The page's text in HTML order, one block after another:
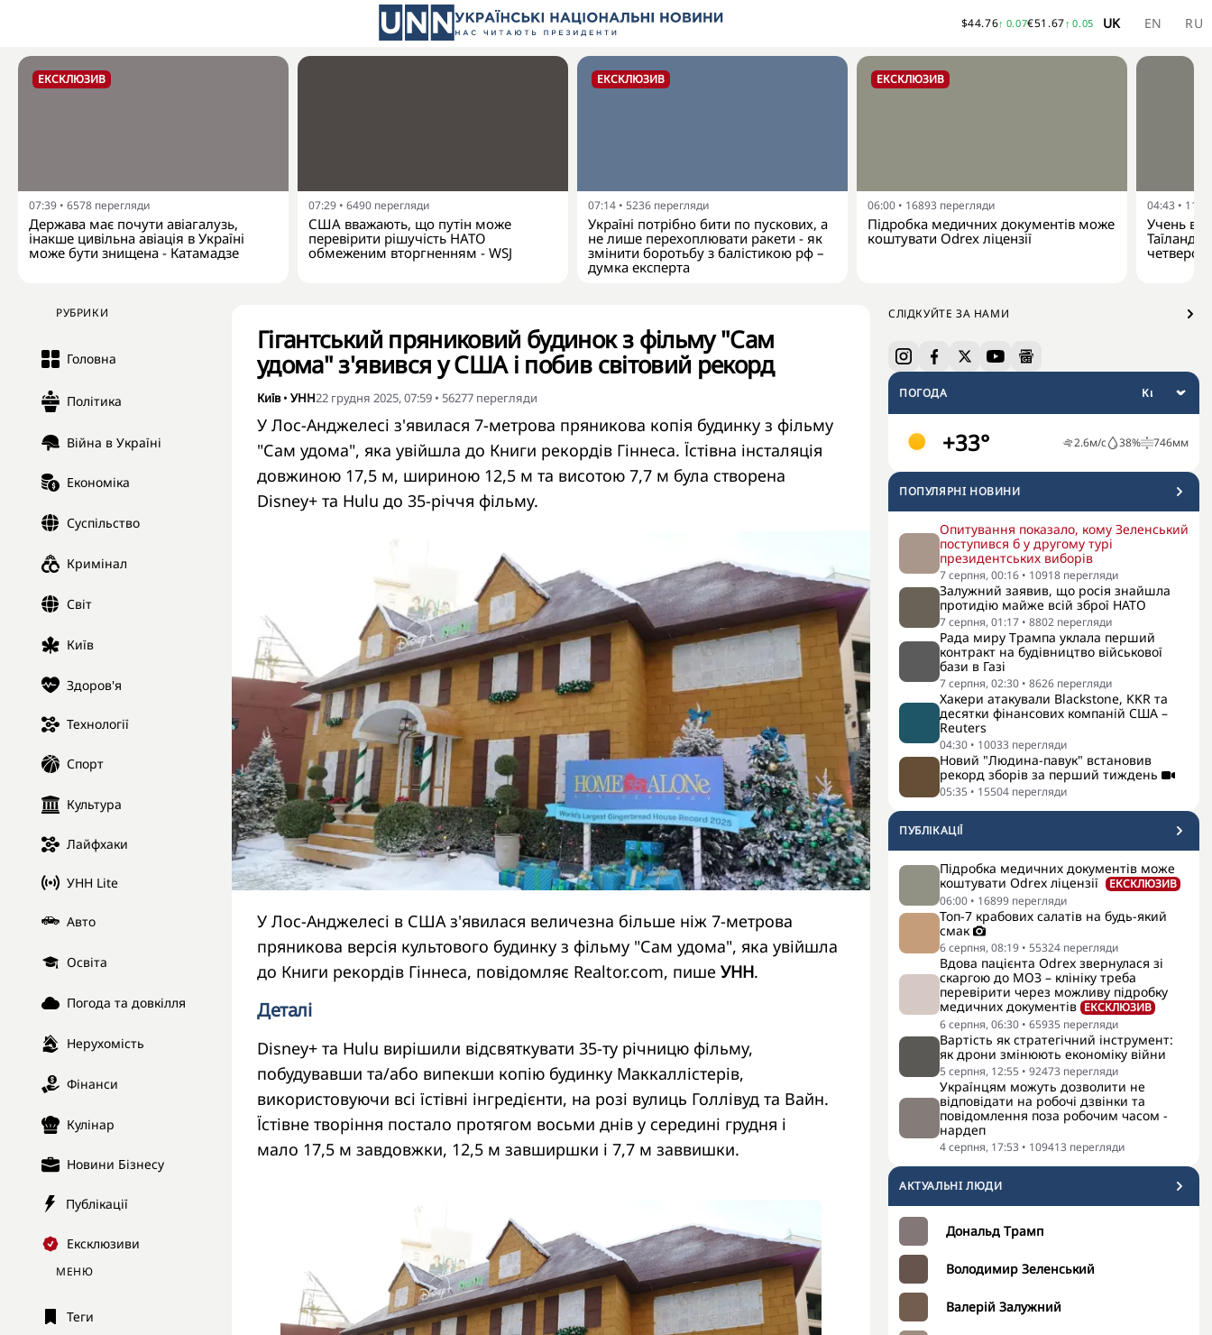
$44.76↑ 0.07€51.67↑ 0.05 UK EN RU
ЕКСКЛЮЗИВ
07:39 • 6578 перегляди
Держава має почути авіагалузь,
інакше цивільна авіація в Україні
може бути знищена - Катамадзе
07:29 • 6490 перегляди
США вважають, що путін може
перевірити рішучість НАТО
обмеженим вторгненням - WSJ
ЕКСКЛЮЗИВ
07:14 • 5236 перегляди
Україні потрібно бити по пускових, а
не лише перехоплювати ракети - як
змінити боротьбу з балістикою рф –
думка експерта
ЕКСКЛЮЗИВ
06:00 • 16893 перегляди
Підробка медичних документів може
коштувати Odrex ліцензії
04:43 •
Учень
четверо
РУБРИКИ
Головна
Політика
Війна в Україні
Економіка
Суспільство
Кримінал
Світ
Київ
Здоров'я
Технології
Спорт
Культура
Лайфхаки
УНН Lite
Авто
Освіта
Погода та довкілля
Нерухомість
Фінанси
Кулінар
Новини Бізнесу
Публікації
Ексклюзиви
МЕНЮ
Теги
СЛІДКУЙТЕ ЗА НАМИ
ПОГОДА
+33° 2.6м/с 38% 746мм
ПОПУЛЯРНI НОВИНИ
Опитування показало, кому Зеленський
поступився б у другому турі
президентських виборів
7 серпня, 00:16 • 10918 перегляди
Залужний заявив, що росія знайшла
протидію майже всій зброї НАТО
7 серпня, 01:17 • 8802 перегляди
Рада миру Трампа уклала перший
контракт на будівництво військової
бази в Газі
7 серпня, 02:30 • 8626 перегляди
Хакери атакували Blackstone, KKR та
десятки фінансових компаній США –
Reuters
04:30 • 10033 перегляди
Новий "Людина-павук" встановив
рекорд зборів за перший тиждень
05:35 • 15504 перегляди
ПУБЛІКАЦІЇ
Підробка медичних документів може
коштувати Odrex ліцензії
ЕКСКЛЮЗИВ
06:00 • 16899 перегляди
Топ-7 крабових салатів на будь-який
смак
6 серпня, 08:19 • 55324 перегляди
Вдова пацієнта Odrex звернулася зі
скаргою до МОЗ – клініку треба
перевірити через можливу підробку
медичних документів ЕКСКЛЮЗИВ
6 серпня, 06:30 • 65935 перегляди
Вартість як стратегічний інструмент:
як дрони змінюють економіку війни
5 серпня, 12:55 • 92473 перегляди
Українцям можуть дозволити не
відповідати на робочі дзвінки та
повідомлення поза робочим часом -
нардеп
4 серпня, 17:53 • 109413 перегляди
АКТУАЛЬНI ЛЮДИ
Дональд Трамп
Володимир Зеленський
Валерій Залужний
Гігантський пряниковий будинок з фільму "Сам
удома" з'явився у США і побив світовий рекорд
Київ• УНН22 грудня 2025, 07:59 • 56277 перегляди
У Лос-Анджелесі з'явилася 7-метрова пряникова копія будинку з фільму
"Сам удома", яка увійшла до Книги рекордів Гіннеса. Їстівна інсталяція
довжиною 17,5 м, шириною 12,5 м та висотою 7,7 м була створена
Disney+ та Hulu до 35-річчя фільму.
У Лос-Анджелесі в США з'явилася величезна більше ніж 7-метрова
пряникова версія культового будинку з фільму "Сам удома", яка увійшла
до Книги рекордів Гіннеса, повідомляє Realtor.com, пише УНН.
Деталі
Disney+ та Hulu вирішили відсвяткувати 35-ту річницю фільму,
побудувавши та/або випекши копію будинку Маккаллістерів,
використовуючи всі їстівні інгредієнти, на розі вулиць Голлівуд та Вайн.
Їстівне творіння постало протягом восьми днів у середині грудня і
мало 17,5 м завдовжки, 12,5 м завширшки і 7,7 м заввишки.